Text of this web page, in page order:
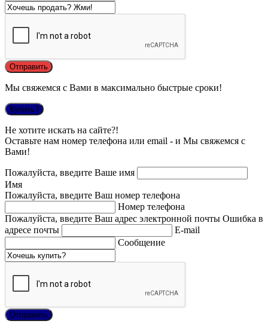
Мы свяжемся с Вами в максимально быстрые сроки!
Купить?
Не хотите искать на сайте?!
Оставьте нам номер телефона или email - и Мы свяжемся с
Вами!
Пожалуйста, введите Ваше имя
Имя
Пожалуйста, введите Ваш номер телефона
Номер телефона
Пожалуйста, введите Ваш адрес электронной почты Ошибка в
адресе почты
E-mail
Сообщение